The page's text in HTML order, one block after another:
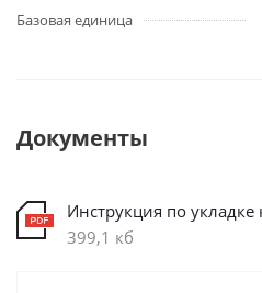
Базовая единица
Документы
Инструкция по
399,1 кб